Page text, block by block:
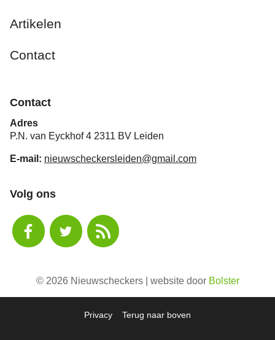
Artikelen
Contact
Contact
Adres
P.N. van Eyckhof 4 2311 BV Leiden
E-mail: nieuwscheckersleiden@gmail.com
Volg ons
© 2026 Nieuwscheckers | website door Bolster
Privacy Terug naar boven